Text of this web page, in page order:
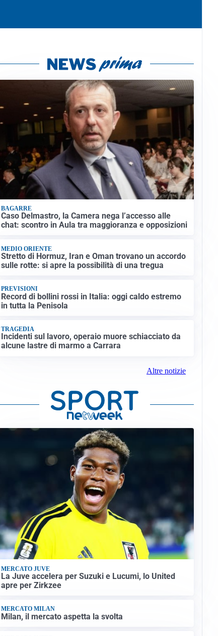
BAGARRE
Caso Delmastro, la Camera nega l’accesso alle
chat: scontro in Aula tra maggioranza e opposizioni
MEDIO ORIENTE
Stretto di Hormuz, Iran e Oman trovano un accordo
sulle rotte: si apre la possibilità di una tregua
PREVISIONI
Record di bollini rossi in Italia: oggi caldo estremo
in tutta la Penisola
TRAGEDIA
Incidenti sul lavoro, operaio muore schiacciato da
alcune lastre di marmo a Carrara
Altre notizie
MERCATO JUVE
La Juve accelera per Suzuki e Lucumi, lo United
apre per Zirkzee
MERCATO MILAN
Milan, il mercato aspetta la svolta